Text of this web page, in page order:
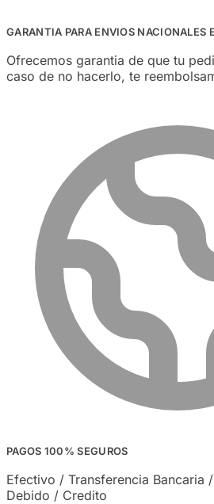
GARANTIA PARA ENVIOS NACIONALES
Ofrecemos garantia de que tu
caso de no hacerlo, te
PAGOS 100% SEGUROS
Efectivo / Transferencia Bancaria
Debido / Credito